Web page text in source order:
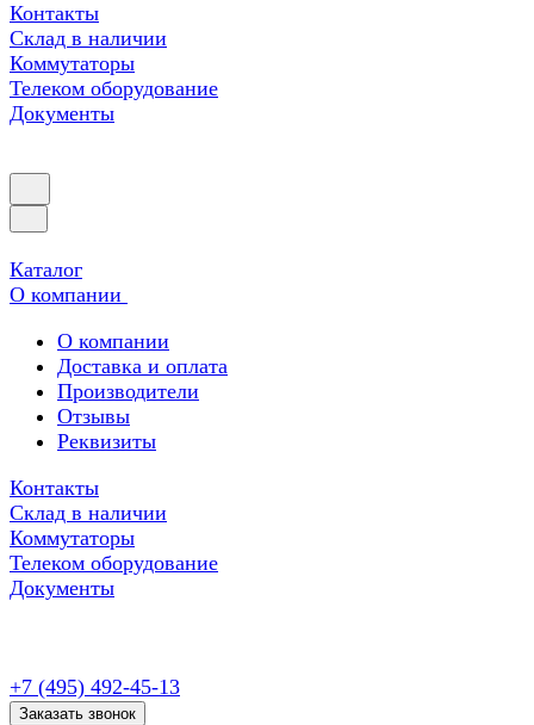
Контакты
Склад в наличии
Коммутаторы
Телеком оборудование
Документы
Каталог
О компании
О компании
Доставка и оплата
Производители
Отзывы
Реквизиты
Контакты
Склад в наличии
Коммутаторы
Телеком оборудование
Документы
+7 (495) 492-45-13
Заказать звонок